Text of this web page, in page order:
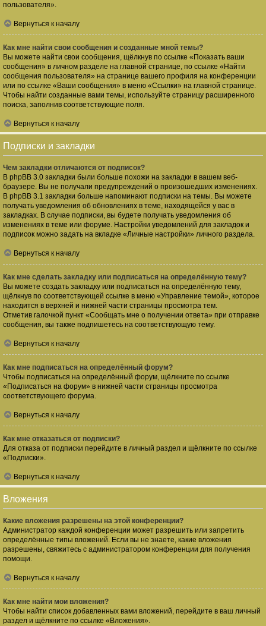
пользователя».
Вернуться к началу
Как мне найти свои сообщения и созданные мной темы?
Вы можете найти свои сообщения, щёлкнув по ссылке «Показать ваши
сообщения» в личном разделе на главной странице, по ссылке «Найти
сообщения пользователя» на странице вашего профиля на конференции
или по ссылке «Ваши сообщения» в меню «Ссылки» на главной странице.
Чтобы найти созданные вами темы, используйте страницу расширенного
поиска, заполнив соответствующие поля.
Вернуться к началу
Подписки и закладки
Чем закладки отличаются от подписок?
В phpBB 3.0 закладки были больше похожи на закладки в вашем веб-
браузере. Вы не получали предупреждений о произошедших изменениях.
В phpBB 3.1 закладки больше напоминают подписки на темы. Вы можете
получать уведомления об обновлениях в теме, находящейся у вас в
закладках. В случае подписки, вы будете получать уведомления об
изменениях в теме или форуме. Настройки уведомлений для закладок и
подписок можно задать на вкладке «Личные настройки» личного раздела.
Вернуться к началу
Как мне сделать закладку или подписаться на определённую тему?
Вы можете создать закладку или подписаться на определённую тему,
щёлкнув по соответствующей ссылке в меню «Управление темой», которое
находится в верхней и нижней части страницы просмотра тем.
Отметив галочкой пункт «Сообщать мне о получении ответа» при отправке
сообщения, вы также подпишетесь на соответствующую тему.
Вернуться к началу
Как мне подписаться на определённый форум?
Чтобы подписаться на определённый форум, щёлкните по ссылке
«Подписаться на форум» в нижней части страницы просмотра
соответствующего форума.
Вернуться к началу
Как мне отказаться от подписки?
Для отказа от подписки перейдите в личный раздел и щёлкните по ссылке
«Подписки».
Вернуться к началу
Вложения
Какие вложения разрешены на этой конференции?
Администратор каждой конференции может разрешить или запретить
определённые типы вложений. Если вы не знаете, какие вложения
разрешены, свяжитесь с администратором конференции для получения
помощи.
Вернуться к началу
Как мне найти мои вложения?
Чтобы найти список добавленных вами вложений, перейдите в ваш личный
раздел и щёлкните по ссылке «Вложения».